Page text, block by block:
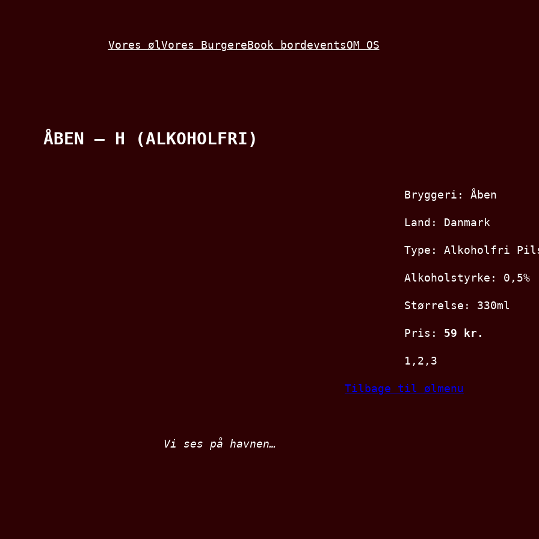
Vores ølVores BurgereBook bordeventsOM OS
ÅBEN – H (ALKOHOLFRI)
Bryggeri: Åben
Land: Danmark
Type: Alkoholfri
Alkoholstyrke: 0,5%
Størrelse: 330ml
Pris: 59 kr.
1,2,3
Tilbage til ølmenu
Vi ses på havnen…